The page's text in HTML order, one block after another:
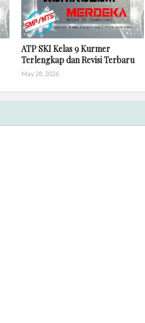
ATP SKI Kelas 9 Kurmer
Terlengkap dan Revisi Terbaru
May 28, 2026